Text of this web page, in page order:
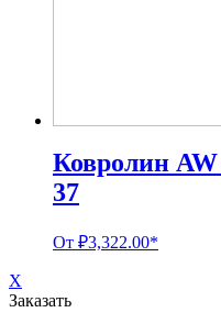
Ковролин
37
От ₽3,322.00*
X
Заказать